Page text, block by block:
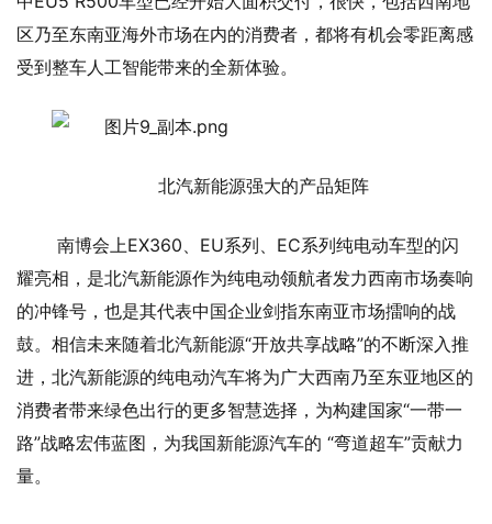
区乃至东南亚海外市场在内的消费者，都将有机会零距离感
受到整车人工智能带来的全新体验。
北汽新能源强大的产品矩阵
南博会上EX360、EU系列、EC系列纯电动车型的闪
耀亮相，是北汽新能源作为纯电动领航者发力西南市场奏响
的冲锋号，也是其代表中国企业剑指东南亚市场擂响的战
鼓。相信未来随着北汽新能源“开放共享战略”的不断深入推
进，北汽新能源的纯电动汽车将为广大西南乃至东亚地区的
消费者带来绿色出行的更多智慧选择，为构建国家“一带一
路”战略宏伟蓝图，为我国新能源汽车的 “弯道超车”贡献力
量。